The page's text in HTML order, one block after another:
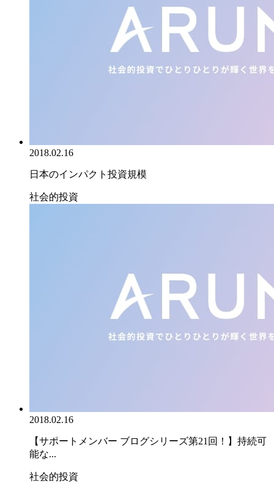
2018.02.16
日本のインパクト投資規模
社会的投資
2018.02.16
【サポートメンバー ブログシリーズ第21回！】持続可
能な...
社会的投資